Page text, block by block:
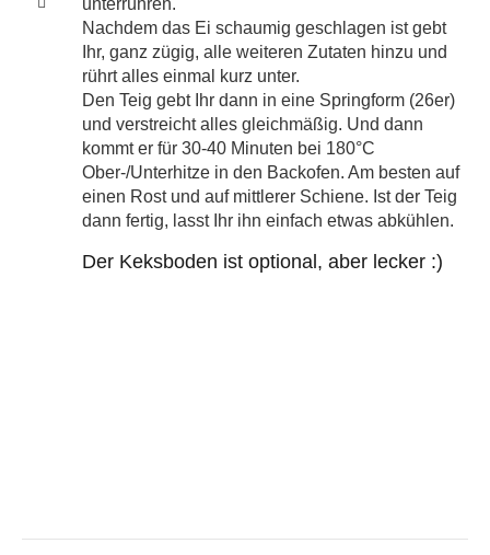
Nachdem das Ei schaumig geschlagen ist gebt
Ihr, ganz zügig, alle weiteren Zutaten hinzu und
rührt alles einmal kurz unter.
Den Teig gebt Ihr dann in eine Springform (26er)
und verstreicht alles gleichmäßig. Und dann
kommt er für 30-40 Minuten bei 180°C
Ober-/Unterhitze in den Backofen. Am besten auf
einen Rost und auf mittlerer Schiene. Ist der Teig
dann fertig, lasst Ihr ihn einfach etwas abkühlen.
Der Keksboden ist optional, aber lecker :)